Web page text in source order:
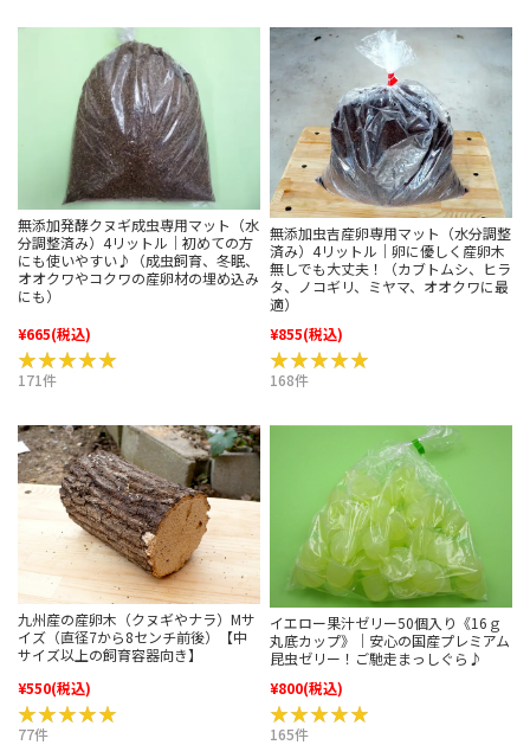
無添加発酵クヌギ成虫専用マット（水
分調整済み）4リットル｜初めての方
にも使いやすい♪（成虫飼育、冬眠、
オオクワやコクワの産卵材の埋め込み
にも）
¥665(税込)
★★★★★
★★★★★
171件
無添加虫吉産卵専用マット（水分調整
済み）4リットル｜卵に優しく産卵木
無しでも大丈夫！（カブトムシ、ヒラ
タ、ノコギリ、ミヤマ、オオクワに最
適）
¥855(税込)
★★★★★
★★★★★
168件
九州産の産卵木（クヌギやナラ）Mサ
イズ（直径7から8センチ前後）【中
サイズ以上の飼育容器向き】
¥550(税込)
★★★★★
★★★★★
77件
イエロー果汁ゼリー50個入り《16ｇ
丸底カップ》｜安心の国産プレミアム
昆虫ゼリー！ご馳走まっしぐら♪
¥800(税込)
★★★★★
★★★★★
165件